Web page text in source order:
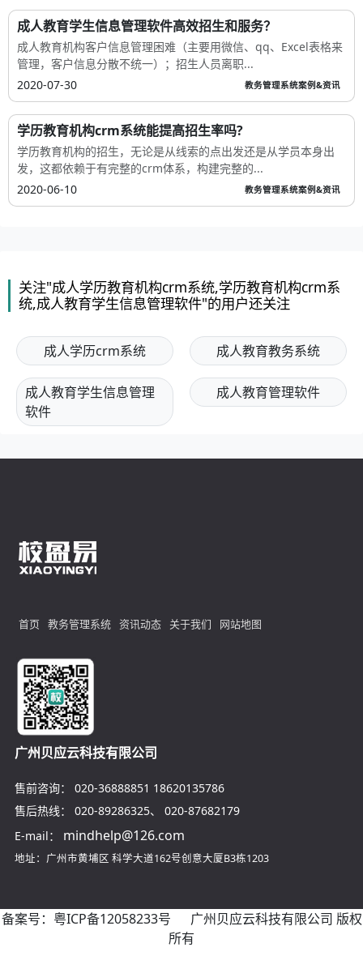
成人教育学生信息管理软件高效招生和服务？
成人教育机构客户信息管理困难（主要用微信、qq、Excel表格来
管理，客户信息分散不统一）；招生人员离职...
2020-07-30
教务管理系统案例&资讯
学历教育机构crm系统能提高招生率吗?
学历教育机构的招生，无论是从线索的点出发还是从学员本身出
发，这都依赖于有完整的crm体系，构建完整的...
2020-06-10
教务管理系统案例&资讯
关注"成人学历教育机构crm系统,学历教育机构crm系
统,成人教育学生信息管理软件"的用户还关注
成人学历crm系统 成人教育教务系统
成人教育学生信息管理
软件
成人教育管理软件
首页 教务管理系统 资讯动态 关于我们 网站地图
广州贝应云科技有限公司
售前咨询： 020-36888851 18620135786
售后热线：
020-89286325、 020-87682179
E-mail：
mindhelp@126.com
地址：广州市黄埔区 科学大道162号创意大厦B3栋1203
备案号： 粤ICP备12058233号 广州贝应云科技有限公司 版权
所有